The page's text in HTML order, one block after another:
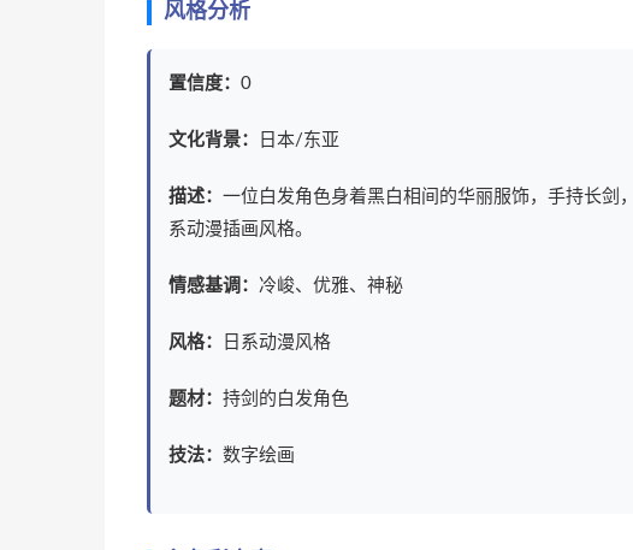
风格分析
置信度： 0
文化背景： 日本/东亚
描述： 一位白发角色身着黑白相间的华丽服饰，手持长剑
系动漫插画风格。
情感基调： 冷峻、优雅、神秘
风格： 日系动漫风格
题材： 持剑的白发角色
技法： 数字绘画